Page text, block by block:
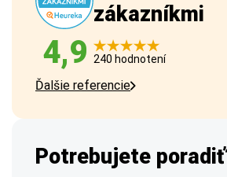
zákazníkmi
4,9 240 hodnotení
Ďalšie referencie
Potrebujete